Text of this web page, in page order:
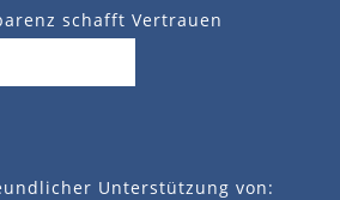
schafft Vertrauen
Unterstützung von: